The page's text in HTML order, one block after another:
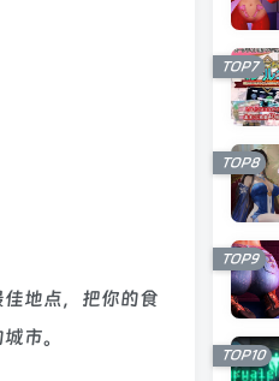
地点，把你的食
市。
TOP7
TOP8
TOP9
TOP10